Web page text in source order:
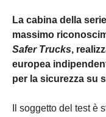
La cabina della
massimo
Safer Trucks,
europea
per la sicurezza su
Il soggetto del test è